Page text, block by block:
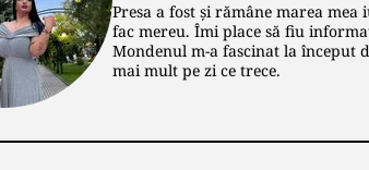
Presa a fost și rămâne marea
fac mereu. Îmi place să fiu
Mondenul m-a fascinat la început
mai mult pe zi ce trece.